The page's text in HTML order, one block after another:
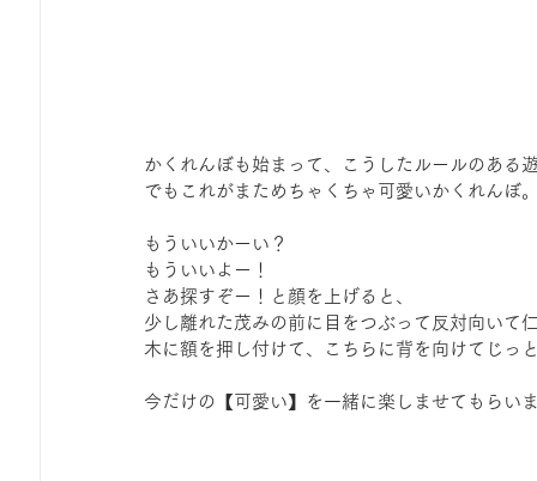
かくれんぼも始まって、こうしたルールのある
でもこれがまためちゃくちゃ可愛いかくれんぼ
もういいかーい？
もういいよー！
さあ探すぞー！と顔を上げると、
少し離れた茂みの前に目をつぶって反対向いて
木に額を押し付けて、こちらに背を向けてじっ
今だけの【可愛い】を一緒に楽しませてもらい